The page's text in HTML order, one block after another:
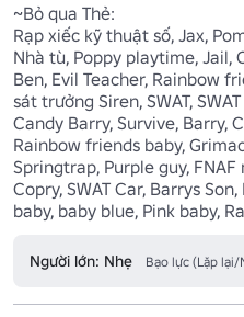
~Bỏ qua Thẻ:
Rạp xiếc kỹ thuật số, Jax,
Nhà tù, Poppy playtime, Jail,
Ben, Evil Teacher, Rainbow
sát trưởng Siren, SWAT,
Candy Barry, Survive, Barry,
Rainbow friends baby,
Springtrap, Purple guy,
Copry, SWAT Car, Barrys
baby, baby blue, Pink baby,
Người lớn: Nhẹ Bạo lực (Lặp lại/